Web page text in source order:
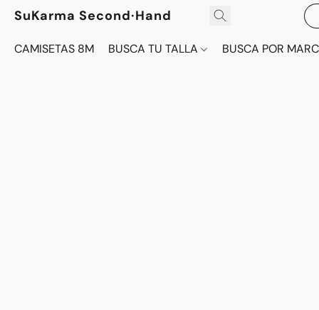
SuKarma Second·Hand
CAMISETAS 8M BUSCA TU TALLA BUSCA POR